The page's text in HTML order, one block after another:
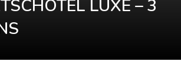
LUXE – 3